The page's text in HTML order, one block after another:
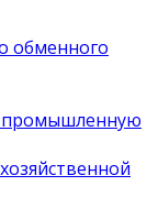
обменного
промышленную